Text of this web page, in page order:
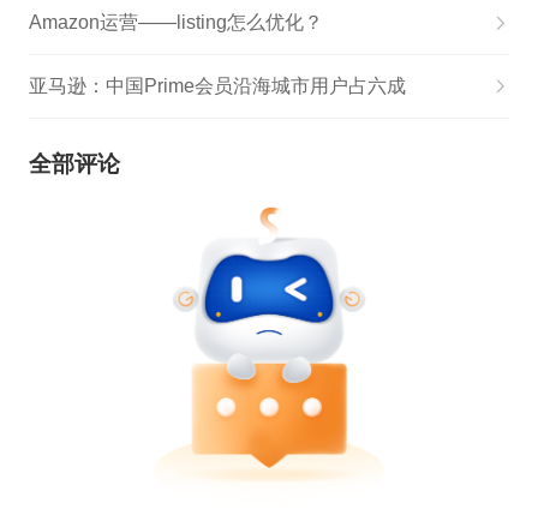
Amazon运营——listing怎么优化？
亚马逊：中国Prime会员沿海城市用户占六成
全部评论